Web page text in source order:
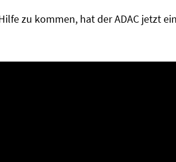
zu kommen, hat der ADAC jetzt